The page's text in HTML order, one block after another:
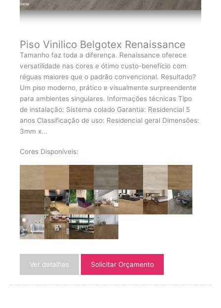
Piso Vinilico Belgotex Renaissance
Tamanho faz toda a diferença. Renaissance oferece
versatilidade nas cores e ótimo custo-benefício com
réguas maiores que o padrão convencional. Resultado?
Um piso moderno, prático e visualmente surpreendente
para ambientes singulares. Informações técnicas Tipo
de instalação: Sistema colado Garantia: Residencial 5
anos Classificação de uso: Residencial geral Dimensões:
3mm x...
Cores Disponíveis:
Ver detalhes Solicitar Orçamento